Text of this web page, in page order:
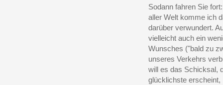
Sodann fahren Sie
aller Welt komme ich
darüber verwundert.
vielleicht auch ein
Wunsches ("bald zu
unseres Verkehrs
will es das Schicksal,
glücklichste erscheint,